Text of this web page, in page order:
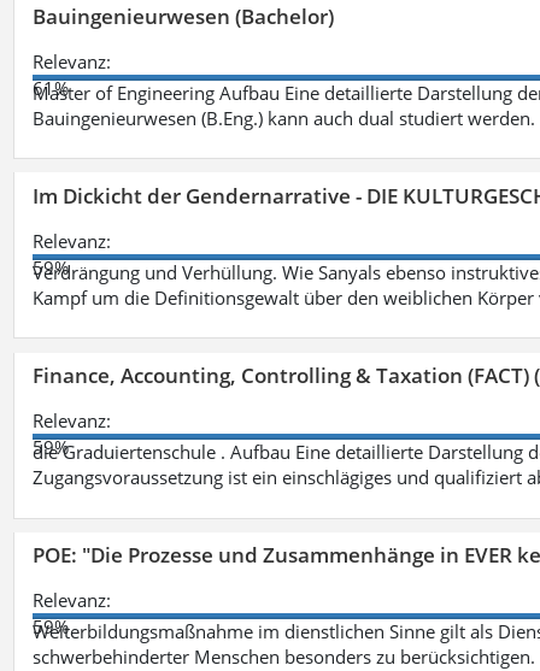
Bauingenieurwesen (Bachelor)
Relevanz:
61%
Master of Engineering Aufbau Eine detaillierte Darstellung
Bauingenieurwesen (B.Eng.) kann auch dual studiert
Im Dickicht der Gendernarrative - DIE
Relevanz:
59%
Verdrängung und Verhüllung. Wie Sanyals ebenso
Kampf um die Definitionsgewalt über den weiblichen
Finance, Accounting, Controlling & Taxation (FACT)
Relevanz:
59%
die Graduiertenschule . Aufbau Eine detaillierte Darstellung
Zugangsvoraussetzung ist ein einschlägiges und qualifiziert
POE: "Die Prozesse und Zusammenhänge in EVER
Relevanz:
59%
Weiterbildungsmaßnahme im dienstlichen Sinne gilt als
schwerbehinderter Menschen besonders zu berücksichtigen.